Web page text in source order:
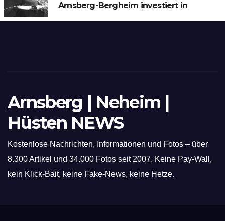
Arnsberg-Bergheim investiert in
Arnsberg | Neheim |
Hüsten NEWS
Kostenlose Nachrichten, Informationen und Fotos – über
8.300 Artikel und 34.000 Fotos seit 2007. Keine Pay-Wall,
kein Klick-Bait, keine Fake-News, keine Hetze.